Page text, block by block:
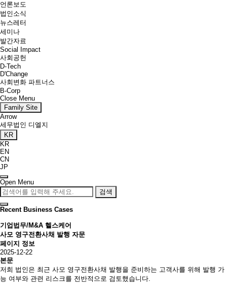
언론보도
법인소식
뉴스레터
세미나
발간자료
Social Impact
사회공헌
D-Tech
D'Change
사회변화 파트너스
B-Corp
Close Menu
Family Site
Arrow
세무법인 디엘지
KR
KR
EN
CN
JP
Open Menu
검색
Recent Business Cases
기업법무/M&A 헬스케어
사모 영구전환사채 발행 자문
페이지 정보
2025-12-22
본문
저희 법인은 최근 사모 영구전환사채 발행을 준비하는 고객사를 위해 발행 가
능 여부와 관련 리스크를 전반적으로 검토했습니다.